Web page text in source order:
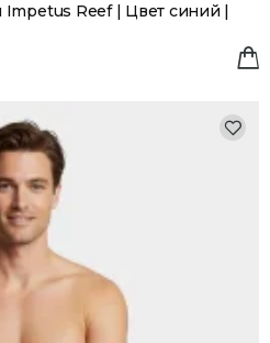
Reef | Цвет синий |